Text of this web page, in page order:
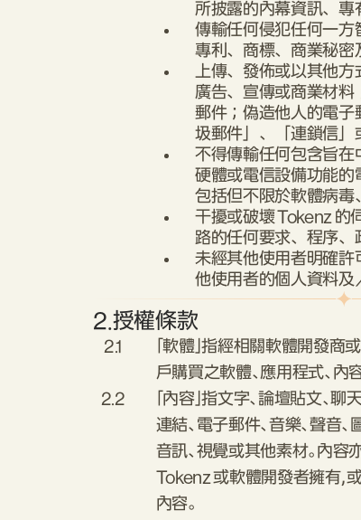
所披露的內幕資訊、專
傳輸任何侵犯任何一
專利、商標、商業秘密
上傳、發佈或以其他
廣告、宣傳或商業材
郵件；偽造他人的電
圾郵件」、「連鎖信」
不得傳輸任何包含旨在
硬體或電信設備功能的
包括但不限於軟體病毒
干擾或破壞 Tokenz 的
路的任何要求、程序、
未經其他使用者明確
他使用者的個人資料及
2.授權條款
2.1
「軟體」指經相關軟體開發
戶購買之軟體、應用程式、內
2.2
「內容」指文字、論壇貼文、
連結、電子郵件、音樂、聲音、
音訊、視覺或其他素材。內容
Tokenz 或軟體開發者擁有，
內容。